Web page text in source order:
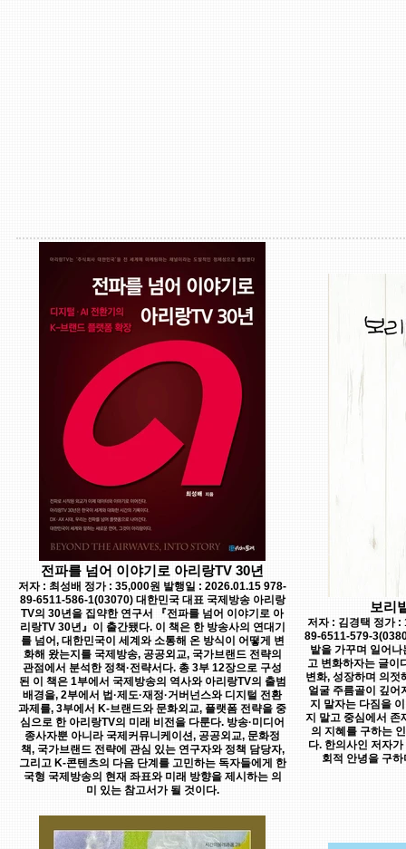
전파를 넘어 이야기로 아리랑TV 30년
저자 : 최성배 정가 : 35,000원 발행일 : 2026.01.15 978-
89-6511-586-1(03070) 대한민국 대표 국제방송 아리랑
TV의 30년을 집약한 연구서 『전파를 넘어 이야기로 아
리랑TV 30년』이 출간됐다. 이 책은 한 방송사의 연대기
를 넘어, 대한민국이 세계와 소통해 온 방식이 어떻게 변
화해 왔는지를 국제방송, 공공외교, 국가브랜드 전략의
관점에서 분석한 정책·전략서다. 총 3부 12장으로 구성
된 이 책은 1부에서 국제방송의 역사와 아리랑TV의 출범
배경을, 2부에서 법·제도·재정·거버넌스와 디지털 전환
과제를, 3부에서 K-브랜드와 문화외교, 플랫폼 전략을 중
심으로 한 아리랑TV의 미래 비전을 다룬다. 방송·미디어
종사자뿐 아니라 국제커뮤니케이션, 공공외교, 문화정
책, 국가브랜드 전략에 관심 있는 연구자와 정책 담당자,
그리고 K-콘텐츠의 다음 단계를 고민하는 독자들에게 한
국형 국제방송의 현재 좌표와 미래 방향을 제시하는 의
미 있는 참고서가 될 것이다.
보리
저자 : 김경택 정가
89-6511-579-
밭을 가꾸며 일어
고 변화하자는 글이
변화, 성장하며 의젓
얼굴 주름골이 깊어
지 말자는 다짐을
지 말고 중심에서 존
의 지혜를 구하는
다. 한의사인 저자
회적 안녕을 구